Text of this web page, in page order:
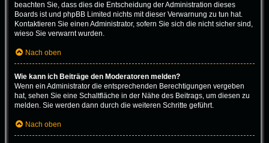
beachten Sie, dass dies die Entscheidung der Administration dieses
Boards ist und phpBB Limited nichts mit dieser Verwarnung zu tun hat.
Kontaktieren Sie einen Administrator, sofern Sie sich die nicht sicher sind,
wieso Sie verwarnt wurden.
Nach oben
Wie kann ich Beiträge den Moderatoren melden?
Wenn ein Administrator die entsprechenden Berechtigungen vergeben
hat, sehen Sie eine Schaltfläche in der Nähe des Beitrags, um diesen zu
melden. Sie werden dann durch die weiteren Schritte geführt.
Nach oben